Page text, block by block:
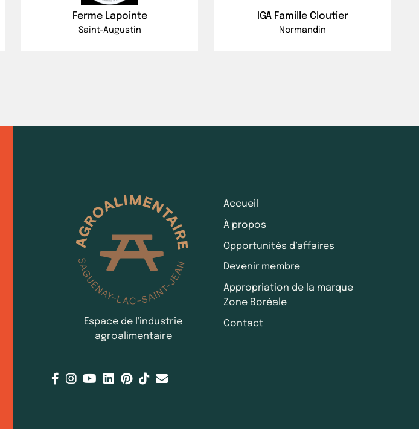
Ferme Lapointe
Saint-Augustin
IGA Famille Cloutier
Normandin
Espace de l'industrie
agroalimentaire
Accueil
À propos
Opportunités d’affaires
Devenir membre
Appropriation de la marque
Zone Boréale
Contact